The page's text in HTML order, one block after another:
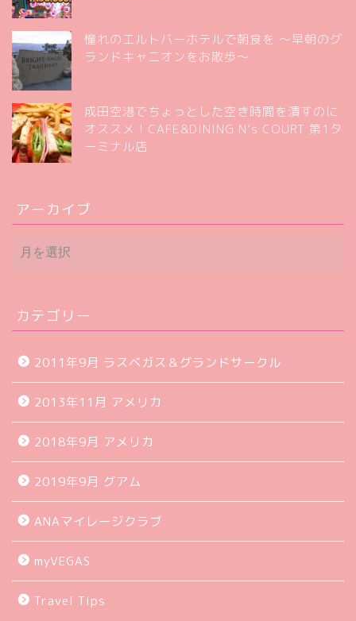
憧れのエルトバーホテルで朝食を 〜早朝のグ
ランドキャニオンをお散歩〜
成田空港でちょっとした空き時間を潰すのに
オススメ！CAFE&DINING N’s COURT 第1タ
ーミナル店
アーカイブ
ア
ー
ブ
カテゴリー
2011年9月 ラスベガス＆グランドサークル
2013年11月 アメリカ
2018年9月 アメリカ
2019年9月 グアム
ANAマイレージクラブ
myVEGAS
Travel Tips